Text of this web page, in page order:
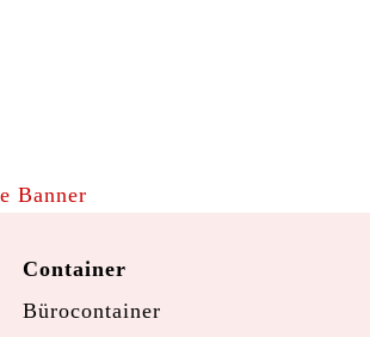
Banner
Container
Bürocontainer